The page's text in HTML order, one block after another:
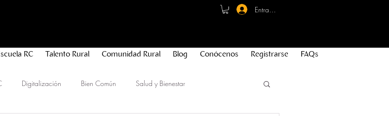
Entrar - Registro
RC Talento Rural Comunidad Rural Blog Conócenos Registrarse FAQs
Digitalización Bien Común Salud y Bienestar